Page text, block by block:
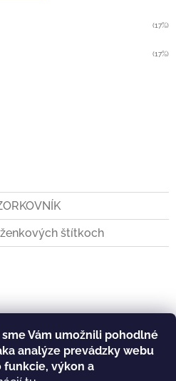
Vám umožnili pohodlné
analýze prevádzky webu
funkcie, výkon a
(17%)
(17%)
štítkoch